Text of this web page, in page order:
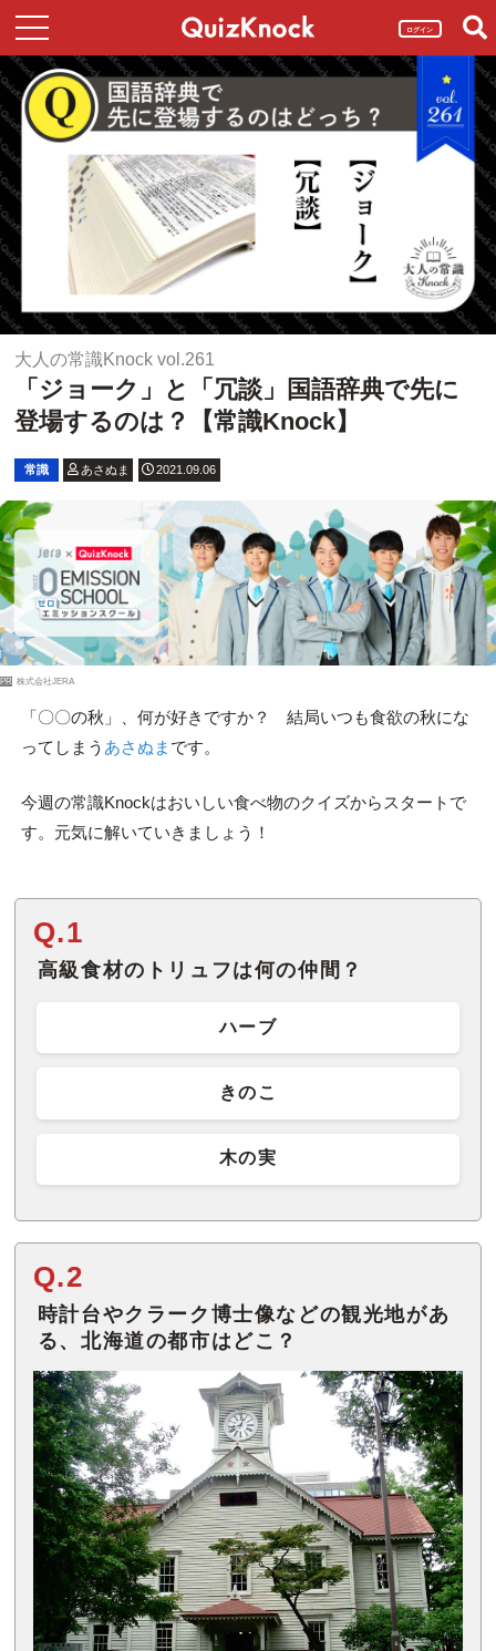
ログイン
大人の常識Knock vol.261
「ジョーク」と「冗談」国語辞典で先に
登場するのは？【常識Knock】
常識 あさぬま 2021.09.06
PR 株式会社JERA
「〇〇の秋」、何が好きですか？ 結局いつも食欲の秋にな
ってしまう あさぬま です。
今週の常識Knockはおいしい食べ物のクイズからスタートで
す。元気に解いていきましょう！
Q.1
高級食材のトリュフは何の仲間？
ハーブ
きのこ
木の実
Q.2
時計台やクラーク博士像などの観光地があ
る、北海道の都市はどこ？